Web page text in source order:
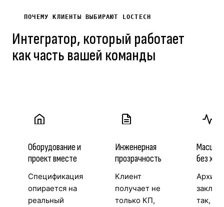
ПОЧЕМУ КЛИЕНТЫ ВЫБИРАЮТ LOCTECH
Интегратор, который работает
как часть вашей команды
Оборудование и
проект вместе
Спецификация
опирается на
реальный
Инженерная
прозрачность
Клиент
получает не
только КП,
без
так,